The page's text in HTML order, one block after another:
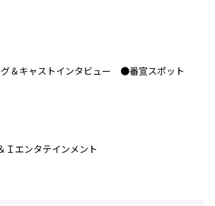
＆キャストインタビュー ●番宣スポット
Ｉエンタテインメント